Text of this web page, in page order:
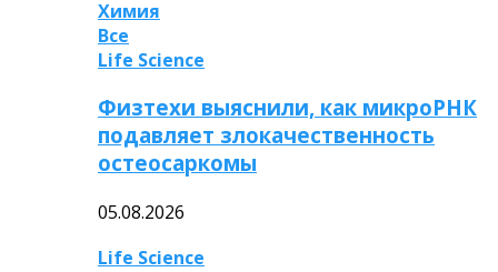
Химия
Все
Life Science
Физтехи выяснили, как микроРНК
подавляет злокачественность
остеосаркомы
05.08.2026
Life Science